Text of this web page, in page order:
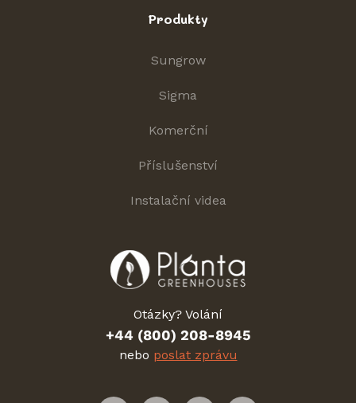
Produkty
Sungrow
Sigma
Komerční
Příslušenství
Instalační videa
Otázky? Volání
+44 (800) 208-8945
nebo poslat zprávu